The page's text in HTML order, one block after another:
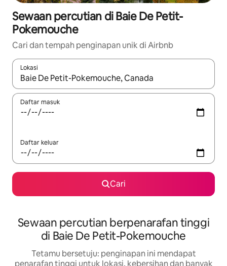
Sewaan percutian di Baie De Petit-
Pokemouche
Cari dan tempah penginapan unik di Airbnb
Lokasi
Apabila hasil tersedia, navigasi dengan kekunci anak panah
Daftar masuk
Daftar keluar
Cari
Sewaan percutian berpenarafan tinggi
di Baie De Petit-Pokemouche
Tetamu bersetuju: penginapan ini mendapat
penarafan tinggi untuk lokasi, kebersihan dan banyak